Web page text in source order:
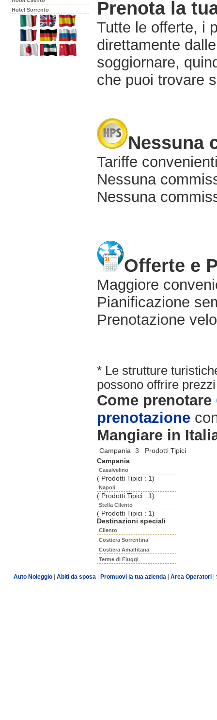
Hotel Sorrento
Prenota la
Tutte le offerte, i
direttamente
soggiornare,
che puoi trovare
Nessuna
Tariffe
Nessuna
Nessuna
Offerte e
Maggiore
Pianificazione
Prenotazione
* Le strutture
possono offrire
Come prenotare
prenotazione
Mangiare in
Campania
3 Prodotti Tipici
Campania
Casalvelino
( Prodotti Tipici : 1)
Napoli
( Prodotti Tipici : 1)
Stella Cilento
( Prodotti Tipici : 1)
Destinazioni speciali
Cilento
Costiera Sorrentina
Costiera Amalfitana
Terme di Fiuggi
Auto Noleggio Abiti da sposa Promuovi la tua azienda Area Operatori